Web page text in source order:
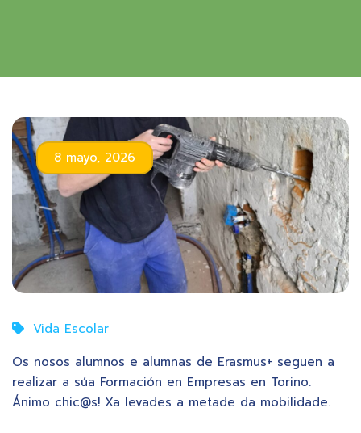
8 mayo, 2026
Vida Escolar
Os nosos alumnos e alumnas de Erasmus+ seguen a
realizar a súa Formación en Empresas en Torino.
Ánimo chic@s! Xa levades a metade da mobilidade.